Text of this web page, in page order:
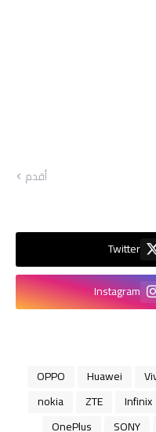
أقدم
Twitter
Instagram
Huawei
OPPO
Infinix
ZTE
nokia
SONY
OnePlus